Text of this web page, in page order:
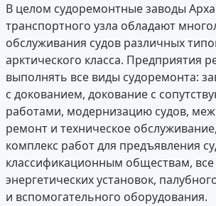
В целом судоремонтные заводы
транспортного узла обладают
обслуживания судов различных
арктического класса. Предприятия
выполнять все виды судоремонта:
с докованием, докование с
работами, модернизацию судов,
ремонт и техническое
комплекс работ для предъявления
классификационным обществам,
энергетических установок,
и вспомогательного оборудования.